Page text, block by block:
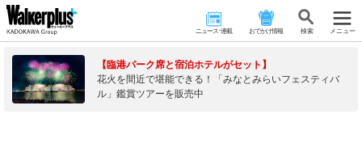
ニュース･連載 おでかけ情報 検 索 メニュー
【臨港パーク席と宿泊ホテルがセット】
花火を間近で堪能できる！「みなとみらいフェスティバ
ル」鑑賞ツアーを販売中